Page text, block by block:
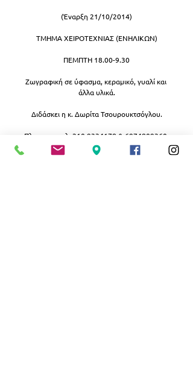
(Έναρξη 21/10/2014)
ΤΜΗΜΑ ΧΕΙΡΟΤΕΧΝΙΑΣ (ΕΝΗΛΙΚΩΝ)
ΠΕΜΠΤΗ 18.00-9.30
Ζωγραφική σε ύφασμα, κεραμικό, γυαλί και
άλλα υλικά.
Διδάσκει η κ. Δωρίτα Τσουρουκτσόγλου.
Πληρ. στα τηλ. 210 9334178 & 6974809360.
(Έναρξη 23/10/2014)